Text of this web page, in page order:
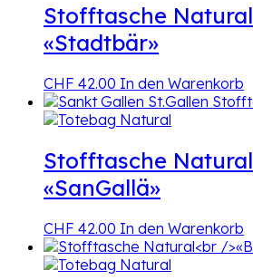
Stofftasche Natural
«Stadtbär»
CHF 42.00 In den Warenkorb
Stofftasche Natural
«SanGallä»
CHF 42.00 In den Warenkorb